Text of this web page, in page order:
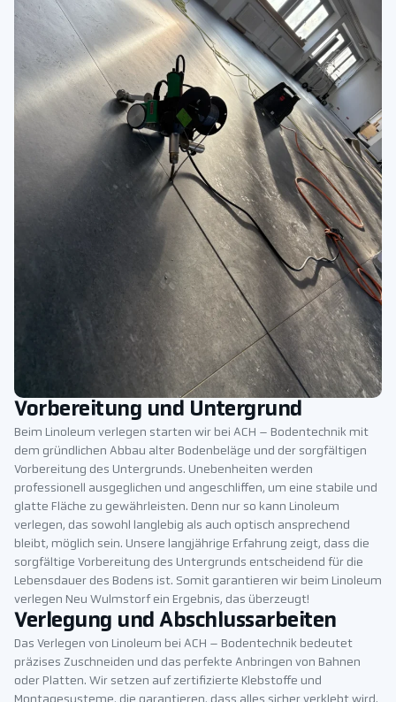
Vorbereitung und Untergrund
Beim Linoleum verlegen starten wir bei ACH – Bodentechnik mit
dem gründlichen Abbau alter Bodenbeläge und der sorgfältigen
Vorbereitung des Untergrunds. Unebenheiten werden
professionell ausgeglichen und angeschliffen, um eine stabile und
glatte Fläche zu gewährleisten. Denn nur so kann Linoleum
verlegen, das sowohl langlebig als auch optisch ansprechend
bleibt, möglich sein. Unsere langjährige Erfahrung zeigt, dass die
sorgfältige Vorbereitung des Untergrunds entscheidend für die
Lebensdauer des Bodens ist. Somit garantieren wir beim Linoleum
verlegen Neu Wulmstorf ein Ergebnis, das überzeugt!
Verlegung und Abschlussarbeiten
Das Verlegen von Linoleum bei ACH – Bodentechnik bedeutet
präzises Zuschneiden und das perfekte Anbringen von Bahnen
oder Platten. Wir setzen auf zertifizierte Klebstoffe und